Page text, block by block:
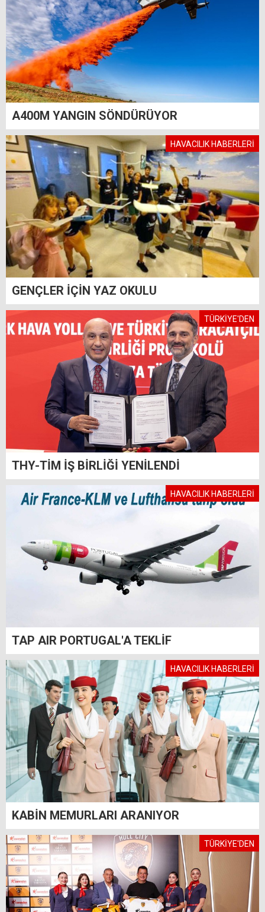
A400M YANGIN SÖNDÜRÜYOR
HAVACILIK HABERLERİ
GENÇLER İÇİN YAZ OKULU
TÜRKİYE'DEN
THY-TİM İŞ BİRLİĞİ YENİLENDİ
HAVACILIK HABERLERİ
TAP AIR PORTUGAL'A TEKLİF
HAVACILIK HABERLERİ
KABİN MEMURLARI ARANIYOR
TÜRKİYE'DEN